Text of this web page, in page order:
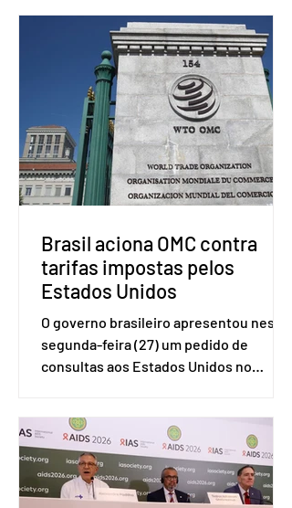
Brasil aciona OMC contra
tarifas impostas pelos
Estados Unidos
O governo brasileiro apresentou nesta
segunda-feira (27) um pedido de
consultas aos Estados Unidos no
(OMC), contestando duas medidas
tarifárias adotadas pelo país norte-
americano com base na Seção 301 da
Lei de Comércio de 1974. Segundo nota